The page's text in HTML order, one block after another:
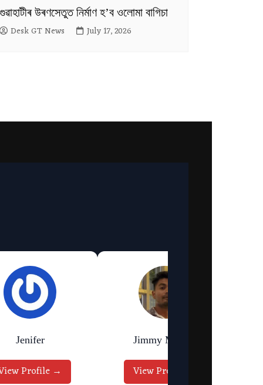
উৰণসেতুত নিৰ্মাণ হ’ব ওলোমা বাগিচা
Desk GT News July 17, 2026
Jenifer
Profile →
Jimmy Murmu
View Profile →